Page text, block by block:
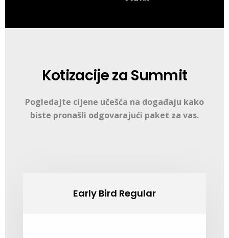
Kotizacije za Summit
Pogledajte cijene učešća na događaju kako
biste pronašli odgovarajući paket za vas.
Early Bird Regular